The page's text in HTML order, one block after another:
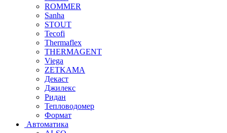
ROMMER
Sanha
STOUT
Tecofi
Thermaflex
THERMAGENT
Viega
ZETKAMA
Декаст
Джилекс
Ридан
Тепловодомер
Формат
Автоматика